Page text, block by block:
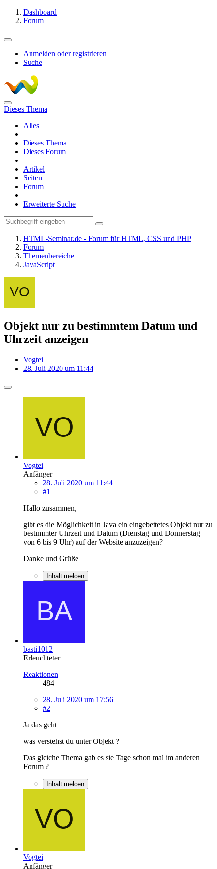
Dashboard
Forum
Anmelden oder registrieren
Suche
Dieses Thema
Alles
Dieses Thema
Dieses Forum
Artikel
Seiten
Forum
Erweiterte Suche
HTML-Seminar.de - Forum für HTML, CSS und PHP
Forum
Themenbereiche
JavaScript
Objekt nur zu bestimmtem Datum und
Uhrzeit anzeigen
Vogtei
28. Juli 2020 um 11:44
Vogtei
Anfänger
28. Juli 2020 um 11:44
#1
Hallo zusammen,
gibt es die Möglichkeit in Java ein eingebettetes Objekt nur zu
bestimmter Uhrzeit und Datum (Dienstag und Donnerstag
von 6 bis 9 Uhr) auf der Website anzuzeigen?
Danke und Grüße
Inhalt melden
basti1012
Erleuchteter
Reaktionen
484
28. Juli 2020 um 17:56
#2
Ja das geht
was verstehst du unter Objekt ?
Das gleiche Thema gab es sie Tage schon mal im anderen
Forum ?
Inhalt melden
Vogtei
Anfänger